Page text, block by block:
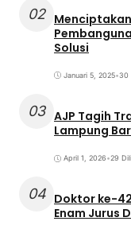
02
Solusi
Januari 5, 2025•30
03 AJP Tagih
Lampung
April 1, 2026•29
04 Doktor ke-
Enam Jurus